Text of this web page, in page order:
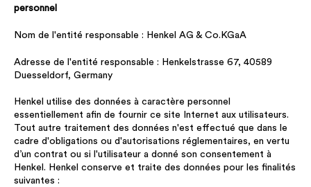
personnel
Nom de l'entité responsable : Henkel AG & Co.KGaA
Adresse de l'entité responsable : Henkelstrasse 67, 40589
Duesseldorf, Germany
Henkel utilise des données à caractère personnel
essentiellement afin de fournir ce site Internet aux utilisateurs.
Tout autre traitement des données n'est effectué que dans le
cadre d'obligations ou d'autorisations réglementaires, en vertu
d’un contrat ou si l'utilisateur a donné son consentement à
Henkel. Henkel conserve et traite des données pour les finalités
suivantes :